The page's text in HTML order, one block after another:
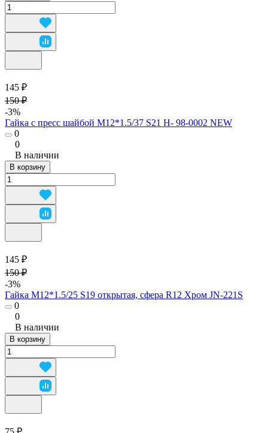
145 ₽
150 ₽
-3%
Гайка с пресс шайбой М12*1.5/37 S21 H- 98-0002 NEW
0
0
В наличии
В корзину
145 ₽
150 ₽
-3%
Гайка М12*1.5/25 S19 открытая, сфера R12 Хром JN-221S
0
0
В наличии
В корзину